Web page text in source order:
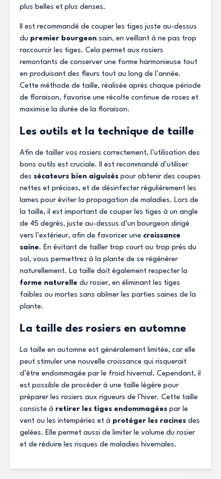
plus belles et plus denses.
Il est recommandé de couper les tiges juste au-dessus
du premier bourgeon sain, en veillant à ne pas trop
raccourcir les tiges. Cela permet aux rosiers
remontants de conserver une forme harmonieuse tout
en produisant des fleurs tout au long de l’année.
Cette méthode de taille, réalisée après chaque période
de floraison, favorise une récolte continue de roses et
maximise la durée de la floraison.
Les outils et la technique de taille
Afin de tailler vos rosiers correctement, l’utilisation des
bons outils est cruciale. Il est recommandé d’utiliser
des sécateurs bien aiguisés pour obtenir des coupes
nettes et précises, et de désinfecter régulièrement les
lames pour éviter la propagation de maladies. Lors de
la taille, il est important de couper les tiges à un angle
de 45 degrés, juste au-dessus d’un bourgeon dirigé
vers l’extérieur, afin de favoriser une croissance
saine. En évitant de tailler trop court ou trop près du
sol, vous permettrez à la plante de se régénérer
naturellement. La taille doit également respecter la
forme naturelle du rosier, en éliminant les tiges
faibles ou mortes sans abîmer les parties saines de la
plante.
La taille des rosiers en automne
La taille en automne est généralement limitée, car elle
peut stimuler une nouvelle croissance qui risquerait
d’être endommagée par le froid hivernal. Cependant, il
est possible de procéder à une taille légère pour
préparer les rosiers aux rigueurs de l’hiver. Cette taille
consiste à retirer les tiges endommagées par le
vent ou les intempéries et à protéger les racines des
gelées. Elle permet aussi de limiter le volume du rosier
et de réduire les risques de maladies hivernales.